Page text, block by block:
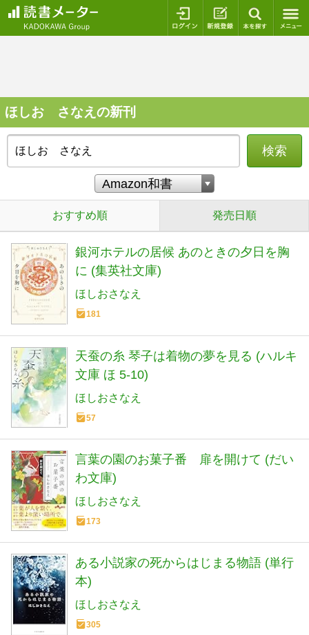
ログイン 新規登録
ほしお さなえの新刊
検索
おすすめ順 発売日順
銀河ホテルの居候 あのときの夕日を胸
に (集英社文庫)
ほしおさなえ
181
天蚕の糸 琴子は着物の夢を見る (ハルキ
文庫 ほ 5-10)
ほしおさなえ
57
言葉の園のお菓子番 扉を開けて (だい
わ文庫)
ほしおさなえ
173
ある小説家の死からはじまる物語 (単行
本)
ほしおさなえ
305